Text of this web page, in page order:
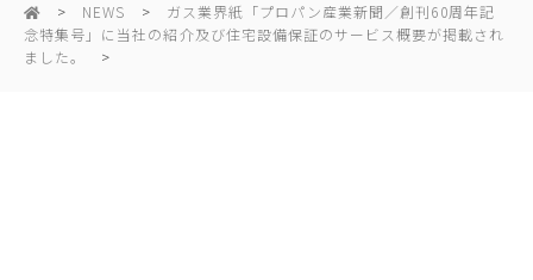
NEWS
ガス業界紙「プロパン産業新聞／創刊60周年記
念特集号」に当社の紹介及び住宅設備保証のサービス概要が掲載され
ました。